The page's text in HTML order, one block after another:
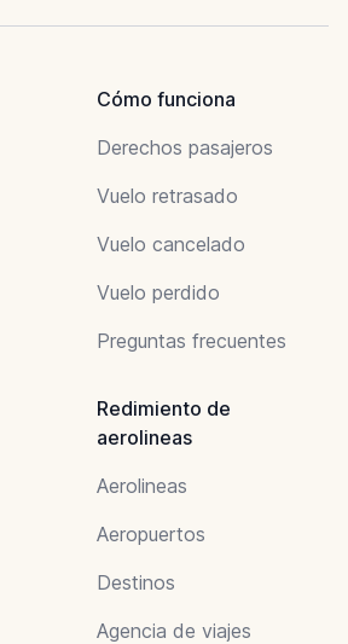
Cómo funciona
Derechos pasajeros
Vuelo retrasado
Vuelo cancelado
Vuelo perdido
Preguntas frecuentes
Redimiento de
aerolineas
Aerolineas
Aeropuertos
Destinos
Agencia de viajes